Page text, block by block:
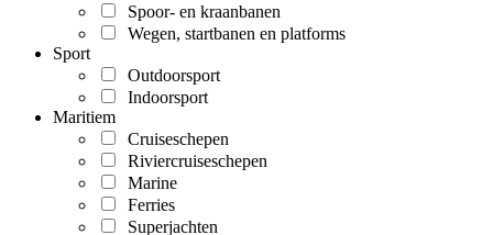
Spoor- en kraanbanen
Wegen, startbanen en platforms
Sport
Outdoorsport
Indoorsport
Maritiem
Cruiseschepen
Riviercruiseschepen
Marine
Ferries
Superjachten